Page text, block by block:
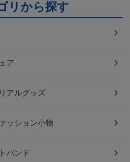
リから探す
ア
アルグッズ
ッション小物
バンド